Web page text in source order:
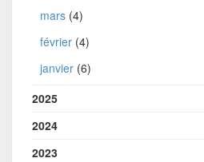
mars (4)
février (4)
janvier (6)
2025
2024
2023